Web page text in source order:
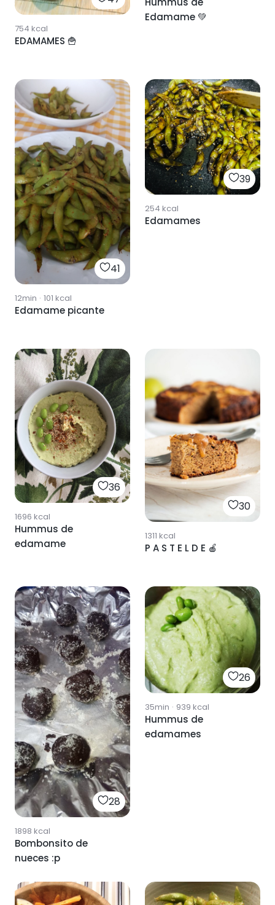
754 kcal
EDAMAMES 🍟
Edamame 💚
41
12min · 101 kcal
Edamame picante
39
254 kcal
Edamames
36
1696 kcal
Hummus de
edamame
30
1311 kcal
P A S T E L D E 🍎
28
1898 kcal
Bombonsito de
nueces :p
26
35min · 939 kcal
Hummus de
edamames